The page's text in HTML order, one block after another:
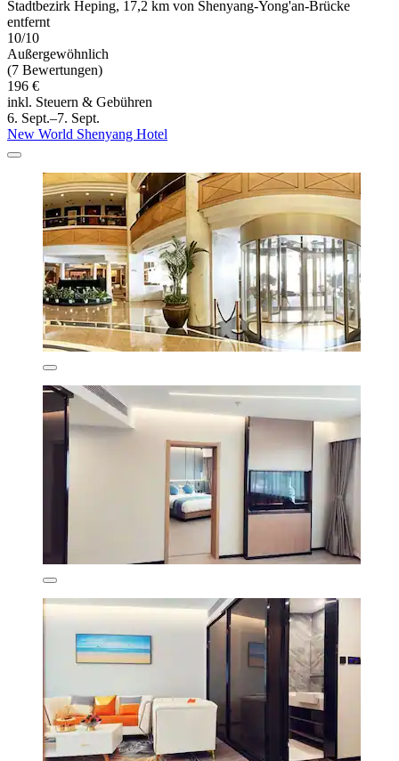
Stadtbezirk Heping, 17,2 km von Shenyang-Yong'an-Brücke
entfernt
10/10
Außergewöhnlich
(7 Bewertungen)
196 €
inkl. Steuern & Gebühren
6. Sept.–7. Sept.
New World Shenyang Hotel